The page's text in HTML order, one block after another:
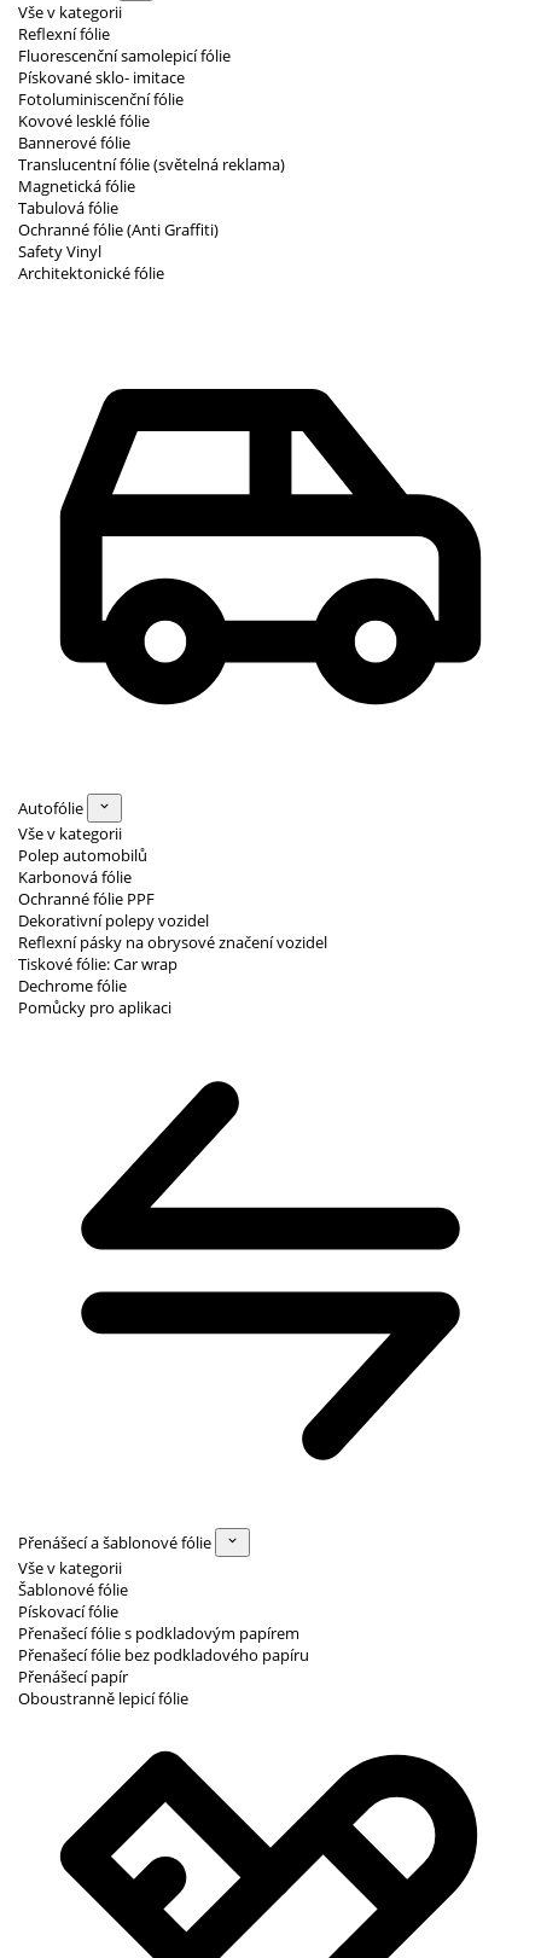
Vše v kategorii
Reflexní fólie
Fluorescenční samolepicí fólie
Pískované sklo- imitace
Fotoluminiscenční fólie
Kovové lesklé fólie
Bannerové fólie
Translucentní fólie (světelná reklama)
Magnetická fólie
Tabulová fólie
Ochranné fólie (Anti Graffiti)
Safety Vinyl
Architektonické fólie
Autofólie
Vše v kategorii
Polep automobilů
Karbonová fólie
Ochranné fólie PPF
Dekorativní polepy vozidel
Reflexní pásky na obrysové značení vozidel
Tiskové fólie: Car wrap
Dechrome fólie
Pomůcky pro aplikaci
Přenášecí a šablonové fólie
Vše v kategorii
Šablonové fólie
Pískovací fólie
Přenašecí fólie s podkladovým papírem
Přenašecí fólie bez podkladového papíru
Přenášecí papír
Oboustranně lepicí fólie